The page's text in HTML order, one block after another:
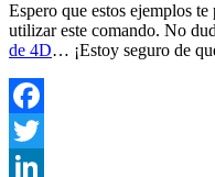
Espero que estos ejemplos
utilizar este comando. No
de 4D… ¡Estoy seguro de
Facebook
Twitter